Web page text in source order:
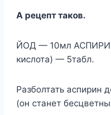
А рецепт таков.
ЙОД — 10мл
кислота) — 5табл.
Разболтать аспирин
(он станет